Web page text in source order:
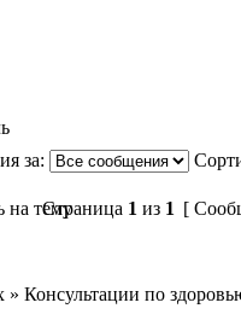
за:
Страница 1 из 1 [
Консультации по